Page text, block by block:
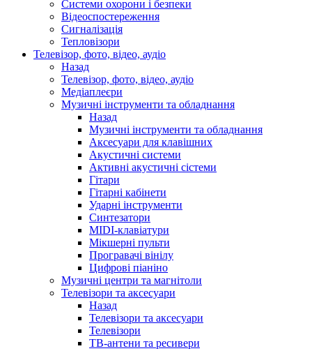
Системи охорони і безпеки
Відеоспостереження
Сигналізація
Тепловізори
Телевізор, фото, відео, аудіо
Назад
Телевізор, фото, відео, аудіо
Медіаплеєри
Музичні інструменти та обладнання
Назад
Музичні інструменти та обладнання
Аксесуари для клавішних
Акустичні системи
Активні акустичні сістеми
Гітари
Гітарні кабінети
Ударні інструменти
Синтезатори
MIDI-клавіатури
Мікшерні пульти
Програвачі вінілу
Цифрові піаніно
Музичні центри та магнітоли
Телевізори та аксесуари
Назад
Телевізори та аксесуари
Телевізори
ТВ-антени та ресивери